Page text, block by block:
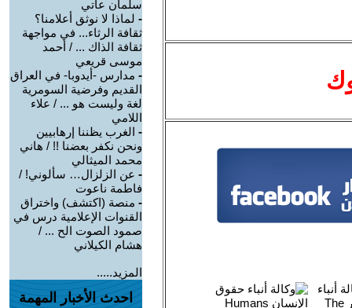
سلمان عاتي
- لماذا لا نوثق أعلامنا؟
ثقافة الرثاء... في مواجهة
ثقافة الذاك ... / أحمد
موسى قريعي
- مدارس -أيدوبا- في العراق
القديم وفرضية السومرية
لغة وليست هو ... / علاء
اللامي
- الغرب يظننا إرهابيين
ونحن نكفر بعضنا !! / هاني
محمد الميثالي
- عن الزلزال… سألوني! /
فاطمة ناعوت
- منصة (اكتشف) واختراق
القنوات الإعلامية درس في
صمود الصوت الح ... /
هشام الكيلاني
المزيد.....
احدث الأخبار المهمة